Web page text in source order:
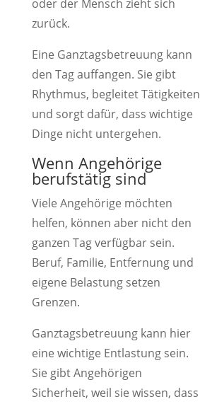
oder der Mensch zieht sich
zurück.
Eine Ganztagsbetreuung kann
den Tag auffangen. Sie gibt
Rhythmus, begleitet Tätigkeiten
und sorgt dafür, dass wichtige
Dinge nicht untergehen.
Wenn Angehörige
berufstätig sind
Viele Angehörige möchten
helfen, können aber nicht den
ganzen Tag verfügbar sein.
Beruf, Familie, Entfernung und
eigene Belastung setzen
Grenzen.
Ganztagsbetreuung kann hier
eine wichtige Entlastung sein.
Sie gibt Angehörigen
Sicherheit, weil sie wissen, dass